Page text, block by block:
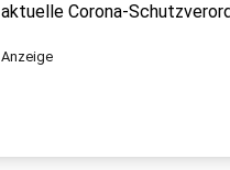
aktuelle Corona-
Anzeige